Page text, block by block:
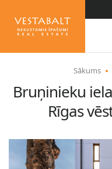
PAR MUMS
ĪPAŠUMI
Sākums
Bruņinieku
Rīgas